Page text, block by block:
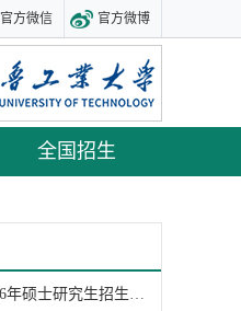
官方微博
官方微信
全国招生
河北经贸大学2026年硕士研究生招生考试复试参考书目